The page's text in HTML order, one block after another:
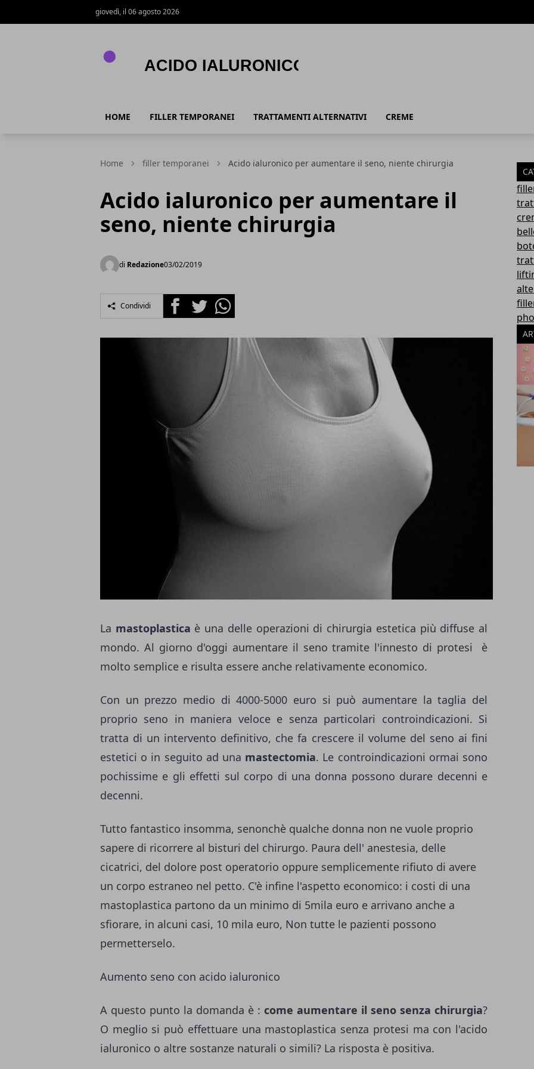
giovedì, il 06 agosto 2026
HOME FILLER TEMPORANEI TRATTAMENTI ALTERNATIVI CREME
Home filler temporanei Acido ialuronico per aumentare il seno, niente chirurgia
Acido ialuronico per aumentare il
seno, niente chirurgia
di Redazione03/02/2019
Condividi FacebookTwitterWhatsapp
La mastoplastica è una delle operazioni di chirurgia estetica più diffuse al
mondo. Al giorno d'oggi aumentare il seno tramite l'innesto di protesi è
molto semplice e risulta essere anche relativamente economico.
Con un prezzo medio di 4000-5000 euro si può aumentare la taglia del
proprio seno in maniera veloce e senza particolari controindicazioni. Si
tratta di un intervento definitivo, che fa crescere il volume del seno ai fini
estetici o in seguito ad una mastectomia. Le controindicazioni ormai sono
pochissime e gli effetti sul corpo di una donna possono durare decenni e
decenni.
Tutto fantastico insomma, senonchè qualche donna non ne vuole proprio
sapere di ricorrere al bisturi del chirurgo. Paura dell' anestesia, delle
cicatrici, del dolore post operatorio oppure semplicemente rifiuto di avere
un corpo estraneo nel petto. C'è infine l'aspetto economico: i costi di una
mastoplastica partono da un minimo di 5mila euro e arrivano anche a
sfiorare, in alcuni casi, 10 mila euro, Non tutte le pazienti possono
permetterselo.
Aumento seno con acido ialuronico
A questo punto la domanda è : come aumentare il seno senza chirurgia?
O meglio si può effettuare una mastoplastica senza protesi ma con l'acido
ialuronico o altre sostanze naturali o simili? La risposta è positiva.